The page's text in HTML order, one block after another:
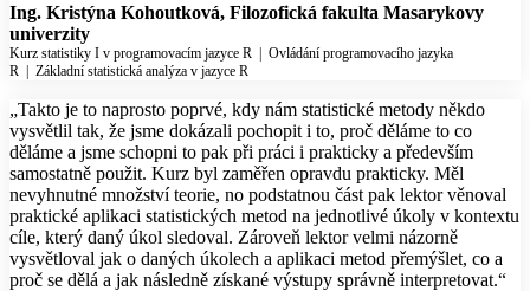
Ing. Kristýna Kohoutková, Filozofická fakulta Masarykovy
univerzity
Kurz statistiky I v programovacím jazyce R | Ovládání programovacího jazyka
R | Základní statistická analýza v jazyce R
„Takto je to naprosto poprvé, kdy nám statistické metody někdo
vysvětlil tak, že jsme dokázali pochopit i to, proč děláme to co
děláme a jsme schopni to pak při práci i prakticky a především
samostatně použit. Kurz byl zaměřen opravdu prakticky. Měl
nevyhnutné množství teorie, no podstatnou část pak lektor věnoval
praktické aplikaci statistických metod na jednotlivé úkoly v kontextu
cíle, který daný úkol sledoval. Zároveň lektor velmi názorně
vysvětloval jak o daných úkolech a aplikaci metod přemýšlet, co a
proč se dělá a jak následně získané výstupy správně interpretovat.“